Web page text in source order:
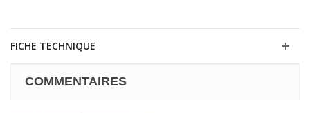
FICHE TECHNIQUE
COMMENTAIRES